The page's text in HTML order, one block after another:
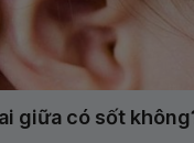
giữa có sốt